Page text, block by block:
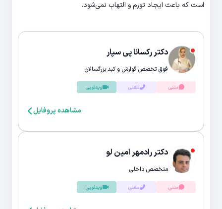
است که باعث ایجاد تورم و التهاب نمی­‌شود.
دکتر رکسانا پی سپار
فوق تخصص گوارش و کبد بزرگسالان
متنی تلفنی ویدئویی
مشاهده پروفایل
دکتر رادمهر امین لو
متخصص داخلی
متنی تلفنی ویدئویی